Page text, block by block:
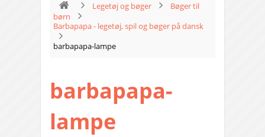
Legetøj og bøger
Bøger til
børn
Barbapapa - legetøj, spil og bøger på dansk
barbapapa-lampe
barbapapa-
lampe